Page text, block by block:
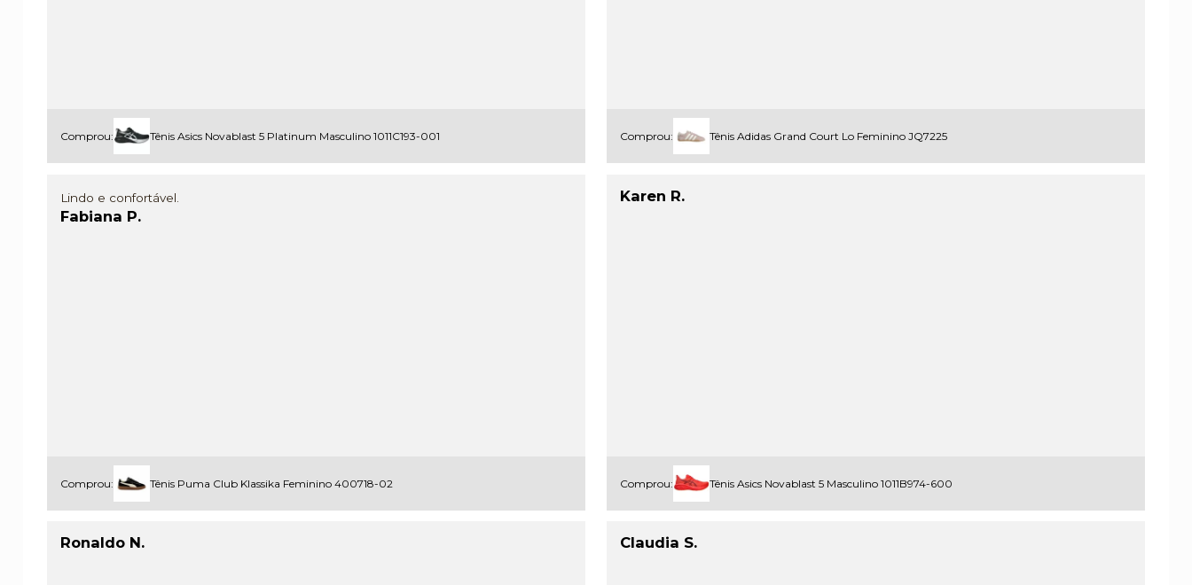
Comprou: Tênis Asics Novablast 5 Platinum Masculino 1011C193-001 Comprou: Tênis Adidas Grand Court Lo Feminino JQ7225
Lindo e confortável.
Fabiana P.
Comprou: Tênis Puma Club Klassika Feminino 400718-02
Karen R.
Comprou: Tênis Asics Novablast 5 Masculino 1011B974-600
Ronaldo N. Claudia S.